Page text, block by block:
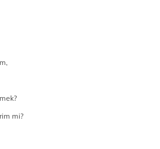
mi?